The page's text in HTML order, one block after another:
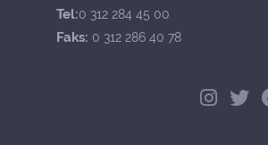
Tel:0 312 284 45 00
Faks: 0 312 286 40 78